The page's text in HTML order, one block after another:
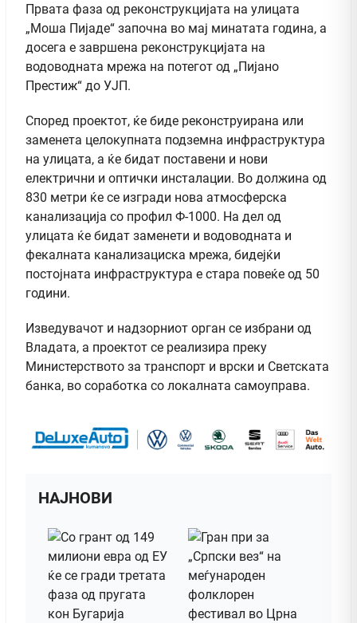
Првата фаза од реконструкцијата на улицата
„Моша Пијаде“ започна во мај минатата година, а
досега е завршена реконструкцијата на
водоводната мрежа на потегот од „Пијано
Престиж“ до УЈП.
Според проектот, ќе биде реконструирана или
заменета целокупната подземна инфраструктура
на улицата, а ќе бидат поставени и нови
електрични и оптички инсталации. Во должина од
830 метри ќе се изгради нова атмосферска
канализација со профил Ф-1000. На дел од
улицата ќе бидат заменети и водоводната и
фекалната канализациска мрежа, бидејќи
постојната инфраструктура е стара повеќе од 50
години.
Изведувачот и надзорниот орган се избрани од
Владата, а проектот се реализира преку
Министерството за транспорт и врски и Светската
банка, во соработка со локалната самоуправа.
НАЈНОВИ